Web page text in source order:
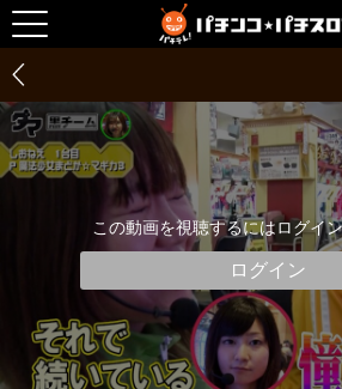
この動画を視聴するにはログイ
ログイン